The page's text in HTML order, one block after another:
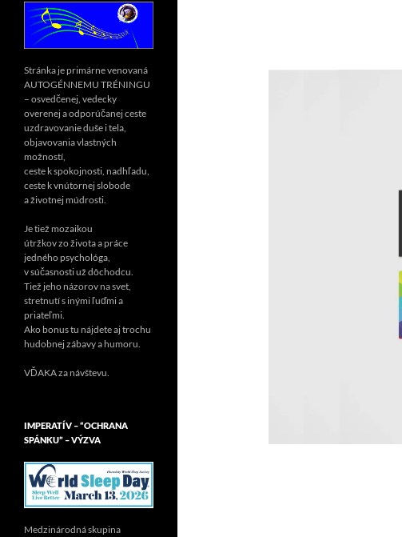
Stránka je primárne venovaná
AUTOGÉNNEMU TRÉNINGU
– osvedčenej, vedecky
overenej a odporúčanej ceste
uzdravovanie duše i tela,
objavovania vlastných
možností,
ceste k spokojnosti, nadhľadu,
ceste k vnútornej slobode
a životnej múdrosti.
Je tiež mozaikou
útržkov zo života a práce
jedného psychológa,
v súčasnosti už dôchodcu.
Tiež jeho názorov na svet,
stretnutí s inými ľuďmi a
priateľmi.
Ako bonus tu nájdete aj trochu
hudobnej zábavy a humoru.
VĎAKA za návštevu.
IMPERATÍV – “OCHRANA
SPÁNKU” – VÝZVA
Medzinárodná skupina